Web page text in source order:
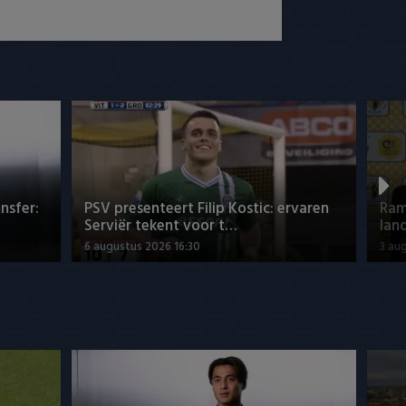
PSV presenteert Filip Kostic: ervaren
Serviër tekent voor t…
6 augustus 2026 16:30 3